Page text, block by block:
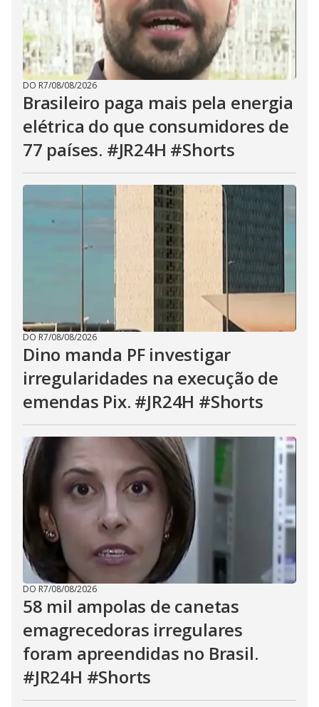
DO R7/08/08/2026
Brasileiro paga mais pela energia
elétrica do que consumidores de
77 países. #JR24H #Shorts
DO R7/08/08/2026
Dino manda PF investigar
irregularidades na execução de
emendas Pix. #JR24H #Shorts
DO R7/08/08/2026
58 mil ampolas de canetas
emagrecedoras irregulares
foram apreendidas no Brasil.
#JR24H #Shorts